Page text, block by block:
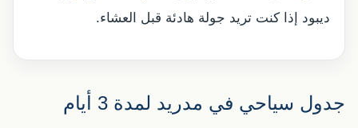
ديبود إذا كنت تريد جولة هادئة قبل العشاء.
جدول سياحي في مدريد لمدة 3 أيام